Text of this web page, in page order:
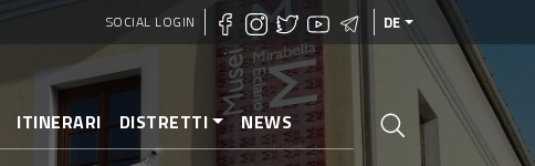
SOCIAL LOGIN DE
ITINERARI DISTRETTI NEWS